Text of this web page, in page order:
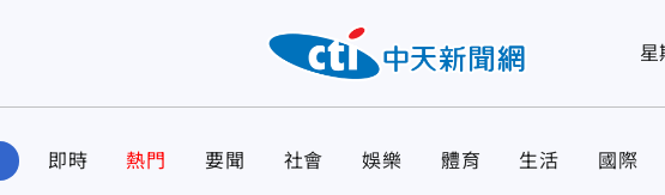
星
即時 熱門 要聞 社會 娛樂 體育 生活 國際